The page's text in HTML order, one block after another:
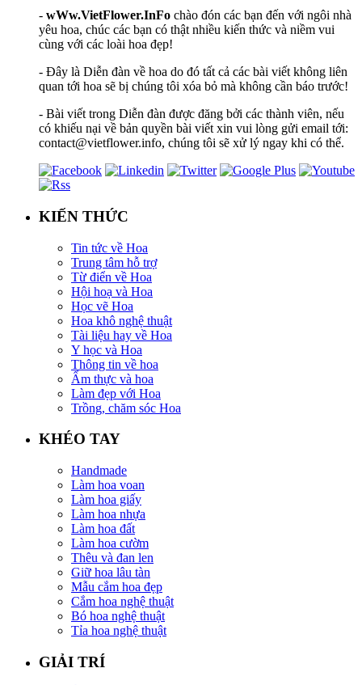
- wWw.VietFlower.InFo chào đón các bạn đến với ngôi nhà
yêu hoa, chúc các bạn có thật nhiều kiến thức và niềm vui
cùng với các loài hoa đẹp!
- Đây là Diễn đàn về hoa do đó tất cả các bài viết không liên
quan tới hoa sẽ bị chúng tôi xóa bỏ mà không cần báo trước!
- Bài viết trong Diễn đàn được đăng bởi các thành viên, nếu
có khiếu nại về bản quyền bài viết xin vui lòng gửi email tới:
contact@vietflower.info, chúng tôi sẽ xử lý ngay khi có thể.
KIẾN THỨC
Tin tức về Hoa
Trung tâm hỗ trợ
Từ điển về Hoa
Hội hoạ và Hoa
Học vẽ Hoa
Hoa khô nghệ thuật
Tài liệu hay về Hoa
Y học và Hoa
Thông tin về hoa
Ẩm thực và hoa
Làm đẹp với Hoa
Trồng, chăm sóc Hoa
KHÉO TAY
Handmade
Làm hoa voan
Làm hoa giấy
Làm hoa nhựa
Làm hoa đất
Làm hoa cườm
Thêu và đan len
Giữ hoa lâu tàn
Mẫu cắm hoa đẹp
Cắm hoa nghệ thuật
Bó hoa nghệ thuật
Tỉa hoa nghệ thuật
GIẢI TRÍ